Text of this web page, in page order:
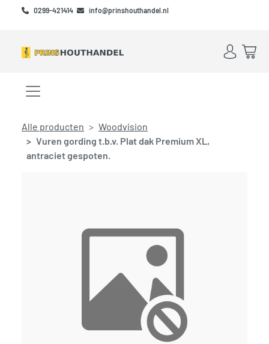
Skip to main content
Skip to footer
0299-421414 info@prinshouthandel.nl
Account
Menu openen/sluiten
Alle producten
Woodvision
Vuren gording t.b.v. Plat dak Premium XL,
antraciet gespoten.